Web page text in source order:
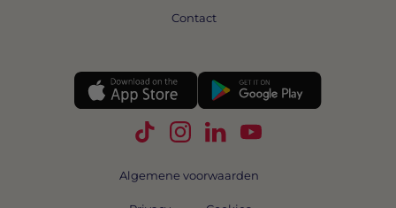
Contact
Volg Swipe4Work op TikTok
Volg Swipe4Work op
Volg Swipe4Work op
Volg Swipe4Work
Algemene voorwaarden